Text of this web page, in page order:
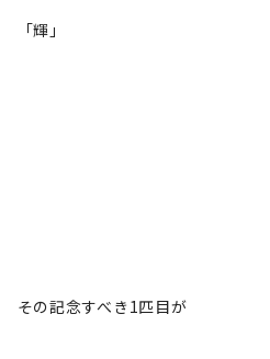
「輝」
その記念すべき1匹目が